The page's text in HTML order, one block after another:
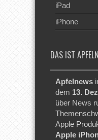
iPad
iPhone
DAS IST
Apfelnews
dem 13.
über News
Apple
Apple